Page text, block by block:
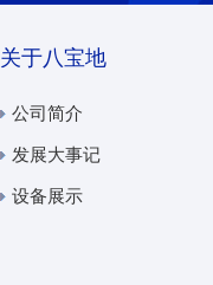
关于八宝地
公司简介
发展大事记
设备展示